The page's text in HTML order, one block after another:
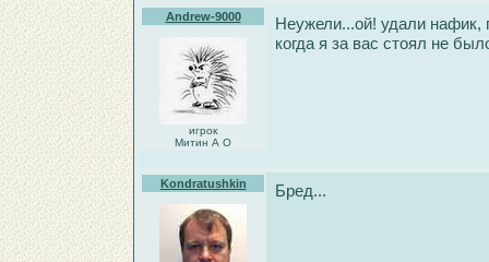
Andrew-9000
игрок
Митин А О
Неужели...ой! удали нафик,
когда я за вас стоял не
Kondratushkin Бред...